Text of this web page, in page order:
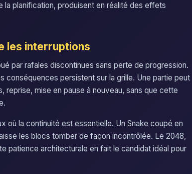
planification, produisent en réalité des effets
les interruptions
par rafales discontinues sans perte de progression.
conséquences persistent sur la grille. Une partie peut
reprise, mise en pause à nouveau, sans que cette
où la continuité est essentielle. Un Snake coupé en
les blocs tomber de façon incontrôlée. Le 2048,
patience architecturale en fait le candidat idéal pour